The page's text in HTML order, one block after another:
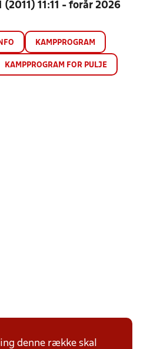
(2011) 11:11 - forår 2026
KAMPPROGRAM
KAMPPROGRAM FOR PULJE
denne række skal